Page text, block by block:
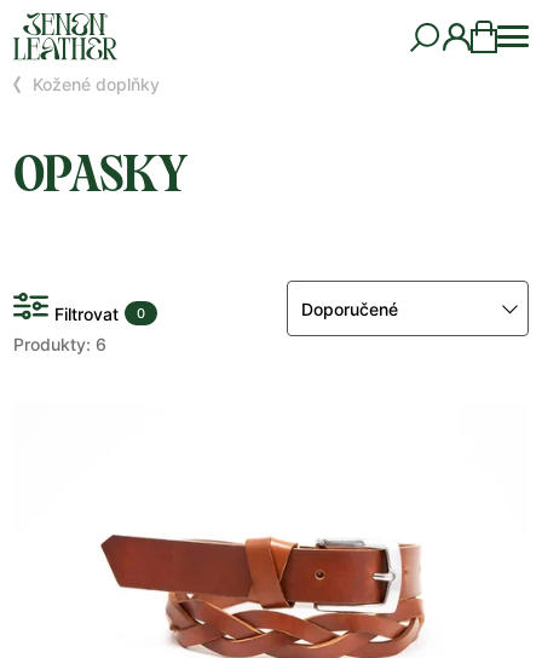
Kožené doplňky
OPASKY
Filtrovat 0
Produkty: 6
Doporučené